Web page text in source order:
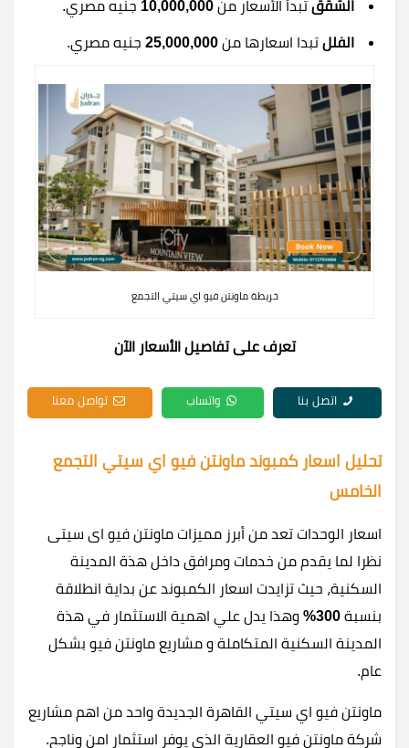
الشقق تبدأ الأسعار من 10,000,000 جنيه مصري.
الفلل تبدا اسعارها من 25,000,000 جنيه مصري.
خريطة ماونتن فيو اي سيتي التجمع
تعرف على تفاصيل الأسعار الآن
اتصل بنا واتساب تواصل معنا
تحليل اسعار كمبوند ماونتن فيو اي سيتي التجمع
الخامس
اسعار الوحدات تعد من أبرز مميزات ماونتن فيو اى سيتى
نظرا لما يقدم من خدمات ومرافق داخل هذة المدينة
السكنية، حيث تزايدت اسعار الكمبوند عن بداية انطلاقة
بنسبة 300%
وهذا يدل علي اهمية الاستثمار في هذة
المدينة السكنية المتكاملة و مشاريع ماونتن فيو بشكل
عام.
ماونتن فيو اي سيتي القاهرة الجديدة واحد من اهم مشاريع
شركة ماونتن فيو العقارية الذي يوفر استثمار امن وناجح.